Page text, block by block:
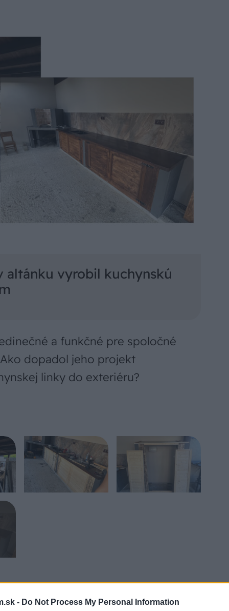
- Do Not Process My Personal Information
altánku vyrobil kuchynskú
a funkčné pre spoločné
dopadol jeho projekt
linky do exteriéru?
chvíle s rodinou a priateľmi.